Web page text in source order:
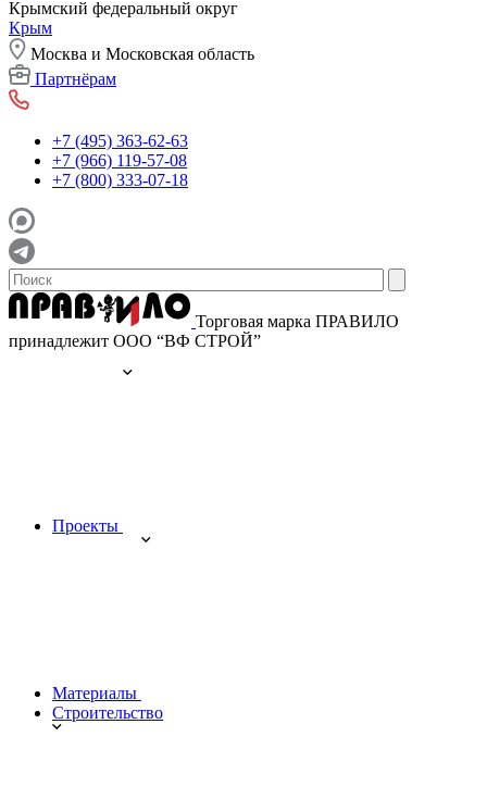
Крымский федеральный округ
Крым
Москва и Московская область
Партнёрам
+7 (495) 363-62-63
+7 (966) 119-57-08
+7 (800) 333-07-18
Торговая марка ПРАВИЛО
принадлежит ООО “ВФ СТРОЙ”
Проекты
Материалы
Строительство